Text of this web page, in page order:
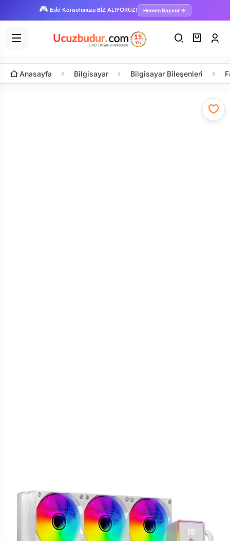
🎮 Eski Konsolunuzu BİZ ALIYORUZ! Hemen Başvur →
Anasayfa Bilgisayar Bilgisayar Bileşenleri